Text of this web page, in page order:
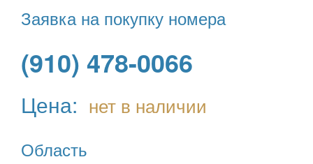
Заявка на покупку номера
(910) 478-0066
Цена: нет в наличии
Область